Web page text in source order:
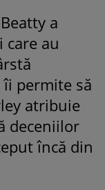
a
care au
permite să
atribuie
deceniilor
încă din